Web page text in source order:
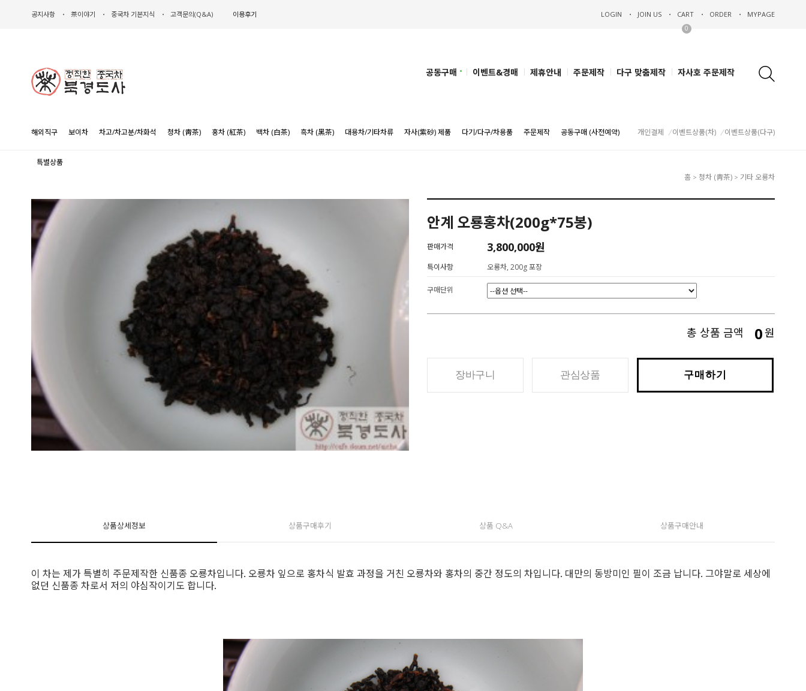
공지사항 茶이야기 중국차 기본지식 고객문의(Q&A) 이용후기 LOGIN JOIN US
CART
0
ORDER MYPAGE
공동구매 이벤트&경매 제휴안내 주문제작 다구 맞춤제작 자사호 주문제작
해외직구 보이차 차고/차고분/차화석 청차 (靑茶) 홍차 (紅茶) 백차 (白茶) 흑차 (黑茶) 대용차/기타차류 자사(紫砂) 제품 다기/다구/차용품 주문제작 공동구매 (사전예약)
특별상품
개인결제 이벤트상품(차) 이벤트상품(다구)
홈 > 청차 (靑茶) > 기타 오룡차
안계 오룡홍차(200g*75봉)
판매가격 3,800,000원
특이사항 오룡차, 200g 포장
구매단위
총 상품 금액 0원
장바구니 관심상품 구매하기
상품상세정보 상품구매후기 상품 Q&A 상품구매안내
이 차는 제가 특별히 주문제작한 신품종 오룡차입니다. 오룡차 잎으로 홍차식 발효 과정을 거친 오룡차와 홍차의 중간 정도의 차입니다. 대만의 동방미인 필이 조금 납니다. 그야말로 세상에
없던 신품종 차로서 저의 야심작이기도 합니다.